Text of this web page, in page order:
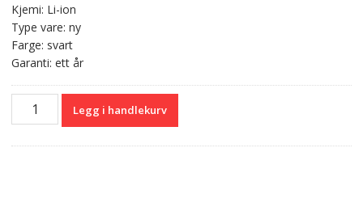
Kjemi: Li-ion
Type vare: ny
Farge: svart
Garanti: ett år
Originalt
batteri
Legg i handlekurv